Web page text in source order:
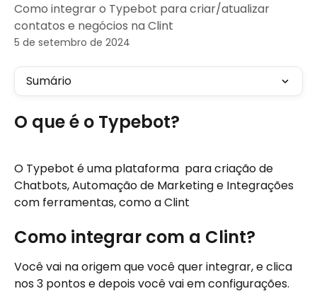
Como integrar o Typebot para criar/atualizar
contatos e negócios na Clint
5 de setembro de 2024
Sumário
O que é o Typebot?
O Typebot é uma plataforma  para criação de
Chatbots, Automação de Marketing e Integrações
com ferramentas, como a Clint
Como integrar com a Clint?
Você vai na origem que você quer integrar, e clica
nos 3 pontos e depois você vai em configurações.